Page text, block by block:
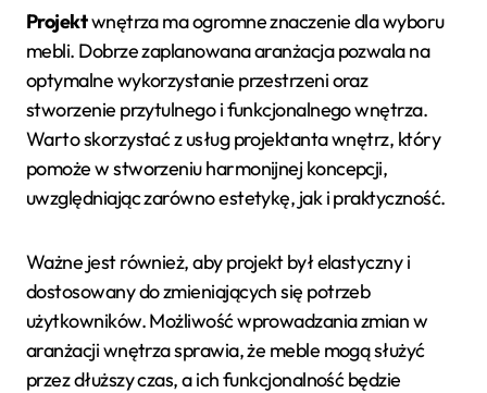
Projektwnętrza ma ogromne znaczenie dla wyboru
mebli. Dobrze zaplanowana aranżacja pozwala na
optymalne wykorzystanie przestrzeni oraz
stworzenie przytulnego i funkcjonalnego wnętrza.
Warto skorzystać z usług projektanta wnętrz, który
pomoże w stworzeniu harmonijnej koncepcji,
uwzględniając zarówno estetykę, jak i praktyczność.
Ważne jest również, aby projekt był elastyczny i
dostosowany do zmieniających się potrzeb
użytkowników. Możliwość wprowadzania zmian w
aranżacji wnętrza sprawia, że meble mogą służyć
przez dłuższy czas, a ich funkcjonalność będzie